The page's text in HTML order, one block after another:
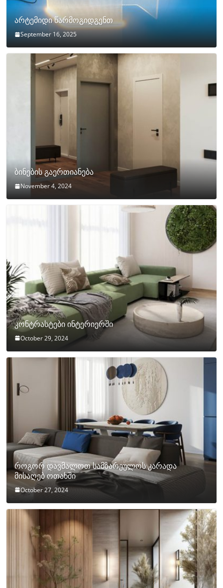
არტემიდი წარმოგიდგენთ
September 16, 2025
ბინების გაერთიანება
November 4, 2024
კონტრასტები ინტერიერში
October 29, 2024
როგორ დავმალოთ სამზარეულოს კარადა
მისაღებ ოთახში
October 27, 2024